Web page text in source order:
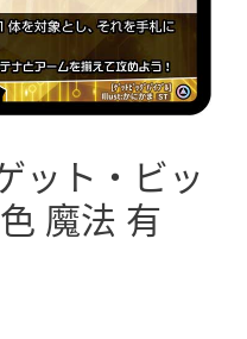
ット・ビッ
魔法 有